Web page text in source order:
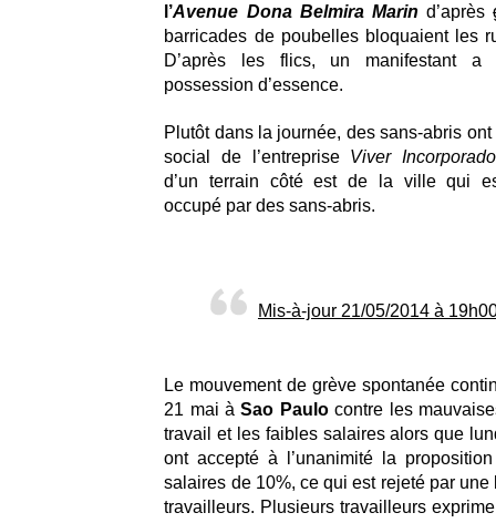
l’Avenue Dona Belmira Marin d’après
barricades de poubelles bloquaient les
D’après les flics, un manifestant a
possession d’essence.
Plutôt dans la journée, des sans-abris
social de l’entreprise Viver
d’un terrain côté est de la ville qui
occupé par des sans-abris.
Mis-à-jour 21/05/2014 à
Le mouvement de grève spontanée
21 mai àSao Paulocontre les
travail et les faibles salaires alors que
ont accepté à l’unanimité la
salaires de 10%, ce qui est rejeté par une
travailleurs. Plusieurs travailleurs